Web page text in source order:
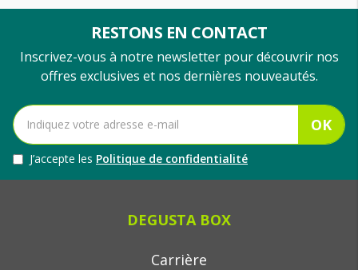
RESTONS EN CONTACT
Inscrivez-vous à notre newsletter pour découvrir nos
offres exclusives et nos dernières nouveautés.
OK
J’accepte les Politique de confidentialité
DEGUSTA BOX
Carrière